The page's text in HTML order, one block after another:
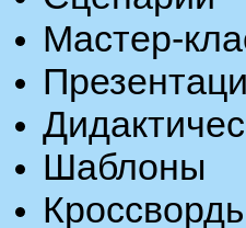
Мастер-
Шаблоны